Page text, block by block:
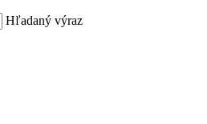
Hľadaný výraz